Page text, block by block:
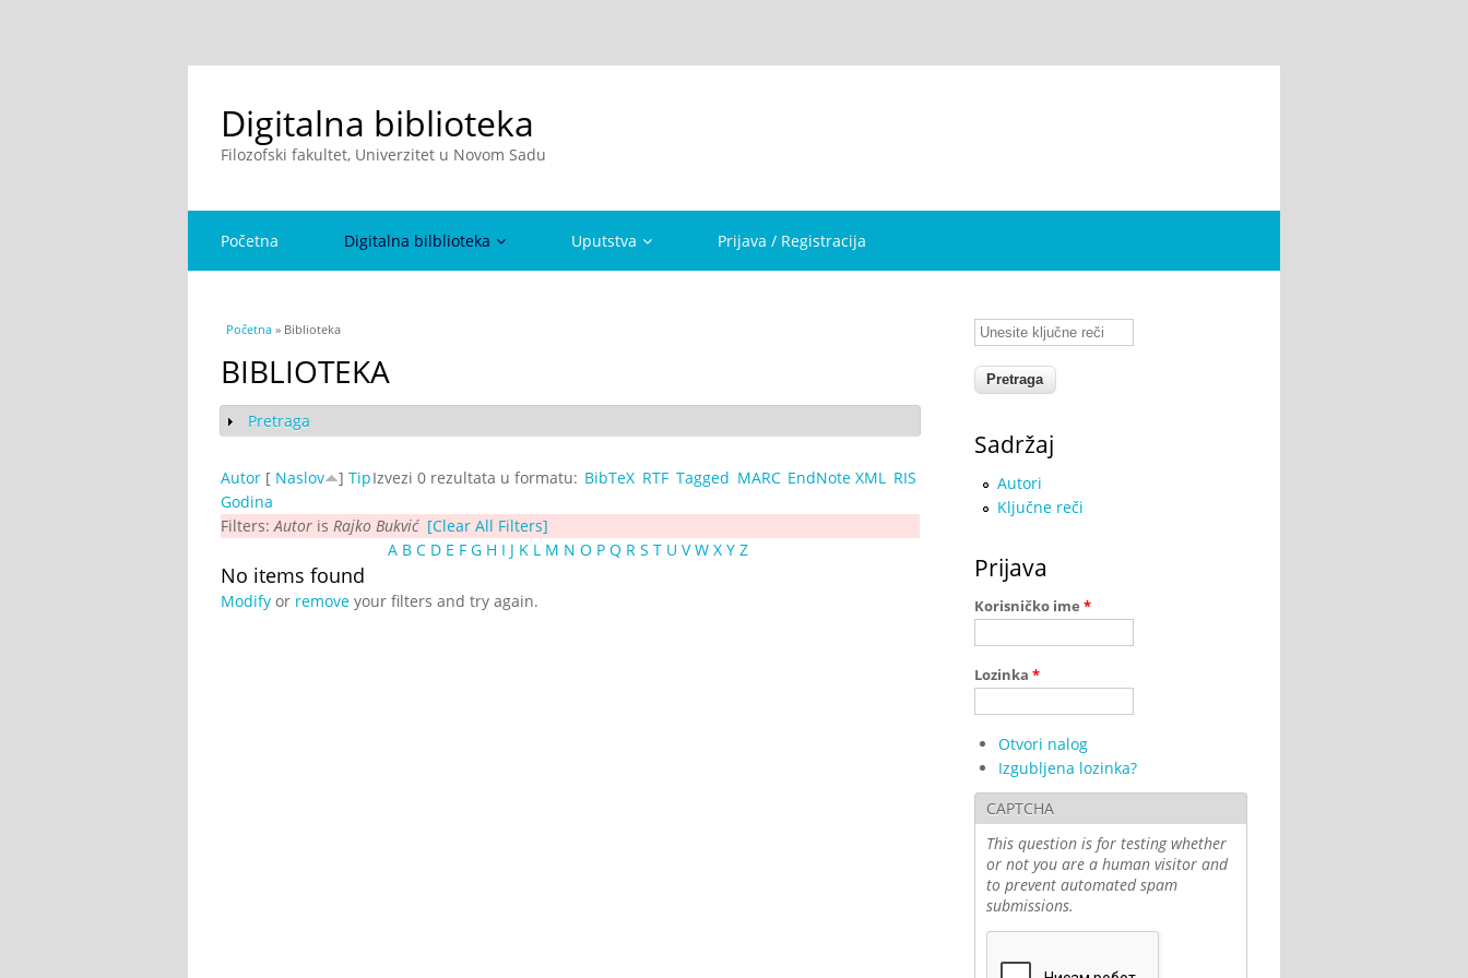
Digitalna biblioteka
Filozofski fakultet, Univerzitet u Novom Sadu
Početna Digitalna bilblioteka Uputstva Prijava / Registracija
You are here
Početna » Biblioteka
BIBLIOTEKA
Show
Pretraga
Izvezi 0 rezultata u formatu: BibTeX RTF Tagged MARC EndNote XML RIS
Autor [ Naslov ] Tip
Godina
Filters: Autor is Rajko Bukvić [Clear All Filters]
A B C D E F G H I J K L M N O P Q R S T U V W X Y Z
No items found
Modify or remove your filters and try again.
Unesite ključne reči
Sadržaj
Autori
Ključne reči
Prijava
Korisničko ime *
Lozinka *
Otvori nalog
Izgubljena lozinka?
CAPTCHA
This question is for testing whether
or not you are a human visitor and
to prevent automated spam
submissions.